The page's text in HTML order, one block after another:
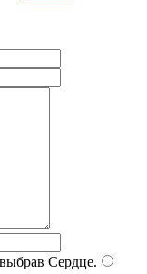
Сердце.